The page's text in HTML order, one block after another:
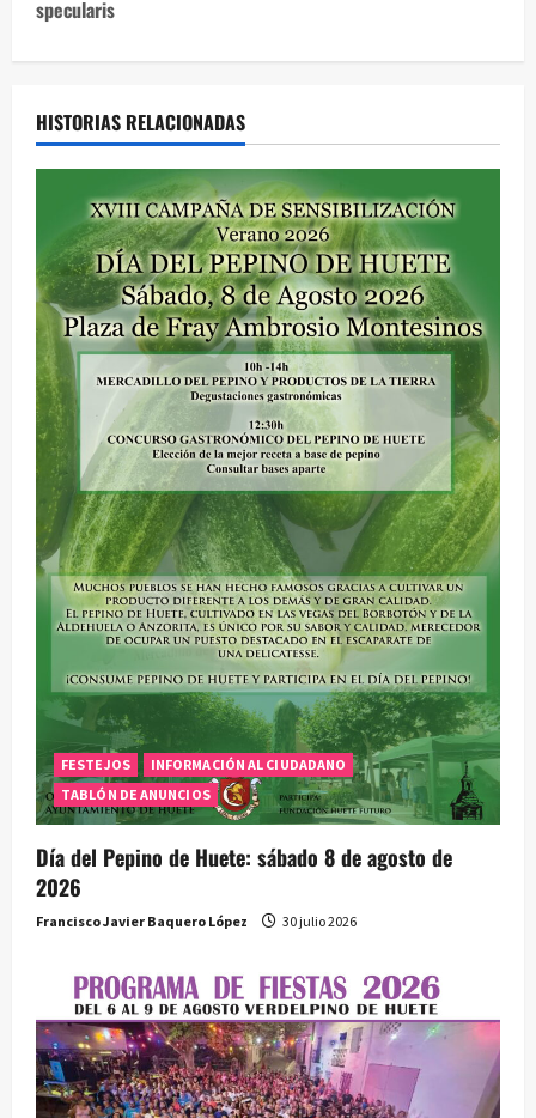
g
c
i
n
d
e
e
n
t
r
d
s
specularis
HISTORIAS RELACIONADAS
FESTEJOS
INFORMACIÓN AL CIUDADANO
TABLÓN DE ANUNCIOS
Día del Pepino de Huete: sábado 8 de agosto de
2026
Francisco Javier Baquero López 30 julio 2026